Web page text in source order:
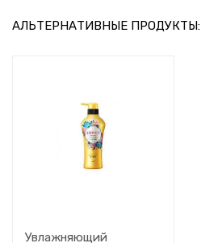
АЛЬТЕРНАТИВНЫЕ ПРОДУКТЫ:
Увлажняющий